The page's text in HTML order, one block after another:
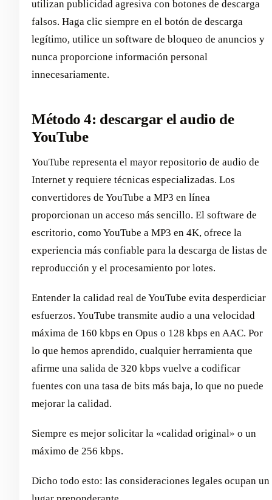
utilizan publicidad agresiva con botones de descarga
falsos. Haga clic siempre en el botón de descarga
legítimo, utilice un software de bloqueo de anuncios y
nunca proporcione información personal
innecesariamente.
Método 4: descargar el audio de
YouTube
YouTube representa el mayor repositorio de audio de
Internet y requiere técnicas especializadas. Los
convertidores de YouTube a MP3 en línea
proporcionan un acceso más sencillo. El software de
escritorio, como YouTube a MP3 en 4K, ofrece la
experiencia más confiable para la descarga de listas de
reproducción y el procesamiento por lotes.
Entender la calidad real de YouTube evita desperdiciar
esfuerzos. YouTube transmite audio a una velocidad
máxima de 160 kbps en Opus o 128 kbps en AAC. Por
lo que hemos aprendido, cualquier herramienta que
afirme una salida de 320 kbps vuelve a codificar
fuentes con una tasa de bits más baja, lo que no puede
mejorar la calidad.
Siempre es mejor solicitar la «calidad original» o un
máximo de 256 kbps.
Dicho todo esto: las consideraciones legales ocupan un